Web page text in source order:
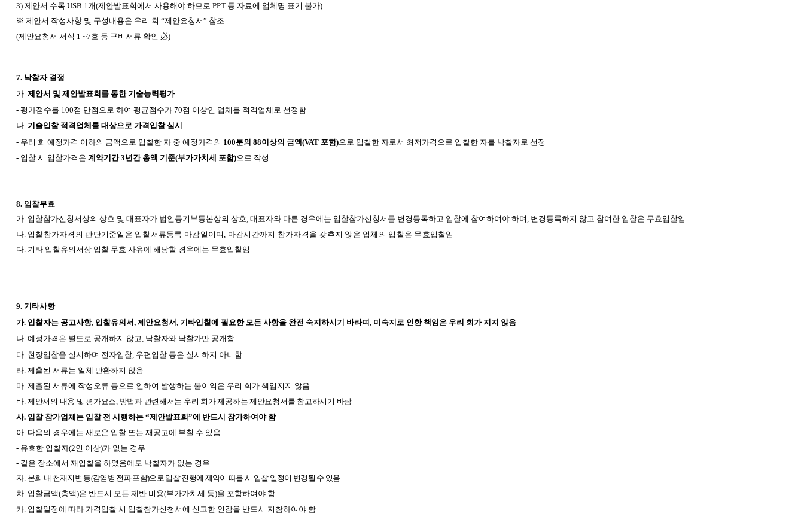
3) 제안서 수록 USB 1개(제안발표회에서 사용해야 하므로 PPT 등 자료에 업체명 표기 불가)
※ 제안서 작성사항 및 구성내용은 우리 회 “제안요청서” 참조
(제안요청서 서식 1 ~7호 등 구비서류 확인 必)
7. 낙찰자 결정
가. 제안서 및 제안발표회를 통한 기술능력평가
- 평가점수를 100점 만점으로 하여 평균점수가 70점 이상인 업체를 적격업체로 선정함
나. 기술입찰 적격업체를 대상으로 가격입찰 실시
- 우리 회 예정가격 이하의 금액으로 입찰한 자 중 예정가격의 100분의 88이상의 금액(VAT 포함)으로 입찰한 자로서 최저가격으로 입찰한 자를 낙찰자로 선정
- 입찰 시 입찰가격은 계약기간 3년간 총액 기준(부가가치세 포함)으로 작성
8. 입찰무효
가. 입찰참가신청서상의 상호 및 대표자가 법인등기부등본상의 상호, 대표자와 다른 경우에는 입찰참가신청서를 변경등록하고 입찰에 참여하여야 하며, 변경등록하지 않고 참여한 입찰은 무효입찰임
나. 입찰참가자격의 판단기준일은 입찰서류등록 마감일이며, 마감시간까지 참가자격을 갖추지 않은 업체의 입찰은 무효입찰임
다. 기타 입찰유의서상 입찰 무효 사유에 해당할 경우에는 무효입찰임
9. 기타사항
가. 입찰자는 공고사항, 입찰유의서, 제안요청서, 기타입찰에 필요한 모든 사항을 완전 숙지하시기 바라며, 미숙지로 인한 책임은 우리 회가 지지 않음
나. 예정가격은 별도로 공개하지 않고, 낙찰자와 낙찰가만 공개함
다. 현장입찰을 실시하며 전자입찰, 우편입찰 등은 실시하지 아니함
라. 제출된 서류는 일체 반환하지 않음
마. 제출된 서류에 작성오류 등으로 인하여 발생하는 불이익은 우리 회가 책임지지 않음
바. 제안서의 내용 및 평가요소, 방법과 관련해서는 우리 회가 제공하는 제안요청서를 참고하시기 바람
사. 입찰 참가업체는 입찰 전 시행하는 “제안발표회”에 반드시 참가하여야 함
아. 다음의 경우에는 새로운 입찰 또는 재공고에 부칠 수 있음
- 유효한 입찰자(2인 이상)가 없는 경우
- 같은 장소에서 재입찰을 하였음에도 낙찰자가 없는 경우
자. 본회 내 천재지변 등(감염병 전파 포함)으로 입찰 진행에 제약이 따를 시 입찰 일정이 변경될 수 있음
차. 입찰금액(총액)은 반드시 모든 제반 비용(부가가치세 등)을 포함하여야 함
카. 입찰일정에 따라 가격입찰 시 입찰참가신청서에 신고한 인감을 반드시 지참하여야 함